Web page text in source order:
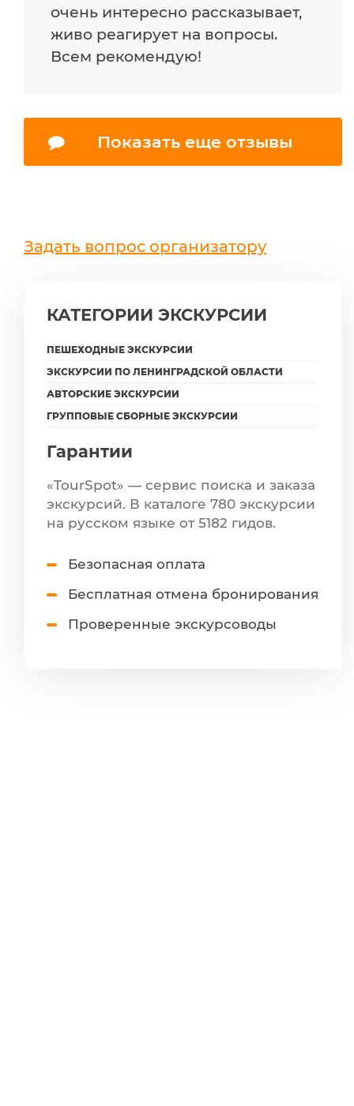
очень интересно рассказывает,
живо реагирует на вопросы.
Всем рекомендую!
Показать еще отзывы
Задать вопрос организатору
КАТЕГОРИИ ЭКСКУРСИИ
ПЕШЕХОДНЫЕ ЭКСКУРСИИ
ЭКСКУРСИИ ПО ЛЕНИНГРАДСКОЙ ОБЛАСТИ
АВТОРСКИЕ ЭКСКУРСИИ
ГРУППОВЫЕ СБОРНЫЕ ЭКСКУРСИИ
Гарантии
«TourSpot» — сервис поиска и заказа
экскурсий. В каталоге 780 экскурсии
на русском языке от 5182 гидов.
Безопасная оплата
Бесплатная отмена бронирования
Проверенные экскурсоводы